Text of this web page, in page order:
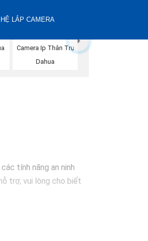
LẮP CAMERA
Camera Ip Thân Trụ
Dahua
tính năng an ninh
trợ, vui lòng cho biết